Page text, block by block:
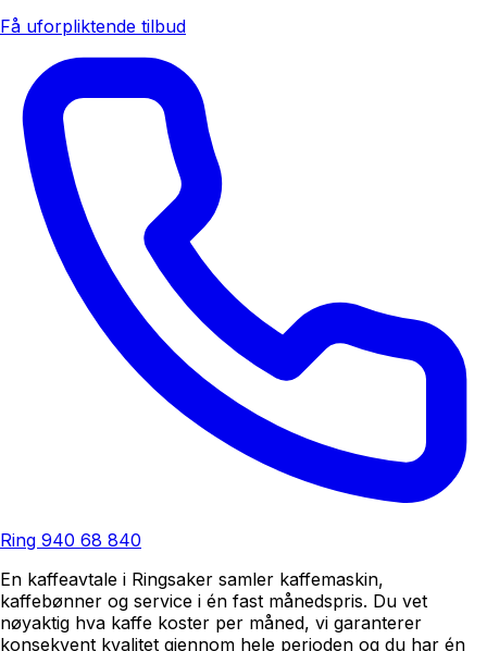
Få uforpliktende tilbud
Ring 940 68 840
En kaffeavtale i Ringsaker samler kaffemaskin,
kaffebønner og service i én fast månedspris. Du vet
nøyaktig hva kaffe koster per måned, vi garanterer
konsekvent kvalitet gjennom hele perioden og du har én